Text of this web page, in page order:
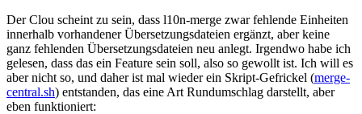
Der Clou scheint zu sein, dass l10n-merge zwar fehlende Einheiten
innerhalb vorhandener Übersetzungsdateien ergänzt, aber keine
ganz fehlenden Übersetzungsdateien neu anlegt. Irgendwo habe ich
gelesen, dass das ein Feature sein soll, also so gewollt ist. Ich will es
aber nicht so, und daher ist mal wieder ein Skript-Gefrickel (merge-
central.sh) entstanden, das eine Art Rundumschlag darstellt, aber
eben funktioniert: